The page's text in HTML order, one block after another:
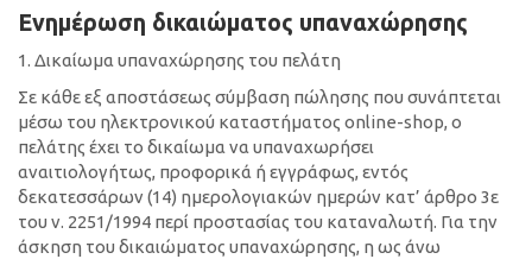
Ενημέρωση δικαιώματος υπαναχώρησης
1. Δικαίωμα υπαναχώρησης του πελάτη
Σε κάθε εξ αποστάσεως σύμβαση πώλησης που συνάπτεται
μέσω του ηλεκτρονικού καταστήματος online-shop, ο
πελάτης έχει το δικαίωμα να υπαναχωρήσει
αναιτιολογήτως, προφορικά ή εγγράφως, εντός
δεκατεσσάρων (14) ημερολογιακών ημερών κατ’ άρθρο 3ε
του ν. 2251/1994 περί προστασίας του καταναλωτή. Για την
άσκηση του δικαιώματος υπαναχώρησης, η ως άνω